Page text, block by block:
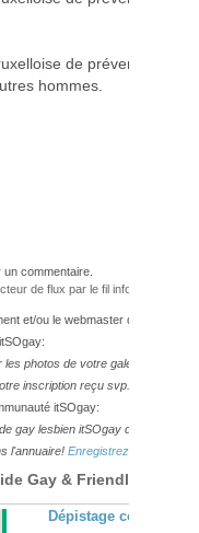
de prévention du
hommes.
commentaire.
de flux par le fil info
et/ou le webmaster de ce site?
photos de votre galerie,
inscription reçu svp.
itSOgay:
gay lesbien itSOgay de vos
l'annuaire! Enregistrez-vous ici!
Gay & Friendly
Dépistage